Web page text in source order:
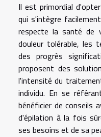
Il est primordial
qui s'intègre
respecte la santé de
douleur tolérable, les
des progrès
proposent des
l'intensité du
individu. En se
bénéficier de conseils
d'épilation à la fois
ses besoins et de sa